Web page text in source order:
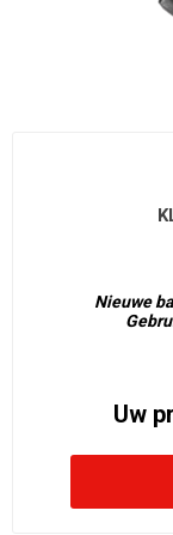
Nieuwe
Uw